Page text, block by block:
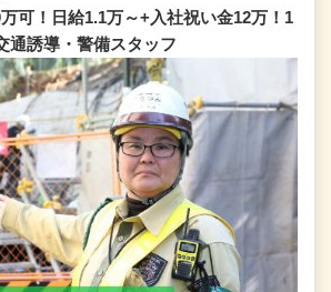
可！日給1.1万～+入社祝い金12万！1
通誘導・警備スタッフ